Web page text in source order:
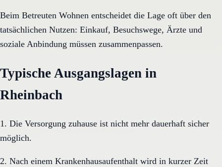
Beim Betreuten Wohnen entscheidet die Lage oft über den
tatsächlichen Nutzen: Einkauf, Besuchswege, Ärzte und
soziale Anbindung müssen zusammenpassen.
Typische Ausgangslagen in
Rheinbach
1. Die Versorgung zuhause ist nicht mehr dauerhaft sicher
möglich.
2. Nach einem Krankenhausaufenthalt wird in kurzer Zeit